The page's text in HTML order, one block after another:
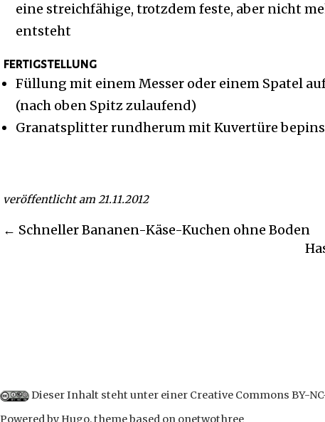
eine streichfähige, trotzdem feste, aber nicht
entsteht
fertigstellung
Füllung mit einem Messer oder einem Spatel
(nach oben Spitz zulaufend)
Granatsplitter rundherum mit Kuvertüre
veröffentlicht am 21.11.2012
← Schneller Bananen-Käse-Kuchen ohne Boden
Dieser Inhalt steht unter einer Creative Commons BY-
Powered by Hugo, theme based on onetwothree